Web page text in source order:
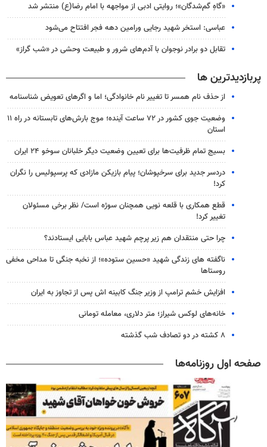
«گاهِ گم‌شدگان»؛ روایتی ادبی از مواجهه با امام رضا(ع) منتشر شد
عباسی: استخر شهید رجایی ورامین دهه فجر افتتاح می‌شود
تقابل دو برادر نوجوان با آدم‌های شرور و طبیعت وحشی در «شب گراز»
پربازدیدترین ها
از حذف نام همسر تا تغییر نام خانوادگی؛ اما و اگرهای تعویض شناسنامه
وضعیت جوی کشور در ۷۲ ساعت آینده؛ موج بارش‌های تابستانه در راه ۱۱
استان
بسیج تمام ظرفیت‌ها برای تعیین وضعیت دیگر خلبانان سوخو ۲۴ ایران
دردسر جدید برای سرخپوشان؛ پیام بازیکن مازادی که پرسپولیس را نگران
کرد!
قطع همکاری با قلعه نویی همچنان سوژه است/ نظر برخی مسئولان
تغییر کرد!
چرا حتی منتقدان هم زیر پرچم شهید عباس بابایی ایستادند؟
ناگفته های زندگی شهید «حسین ستوده»؛ از نخبه جنگی تا مداحی مخفی
روستاها
افزایش خشم ترامپ از وزیر جنگ کابینه اش پس از تجاوز به ایران
خانه‌های لوکس شیراز؛ متر دلاری، معامله تومانی
۸ کشته در دو تصادف شب گذشته
صفحه اول روزنامه‌ها